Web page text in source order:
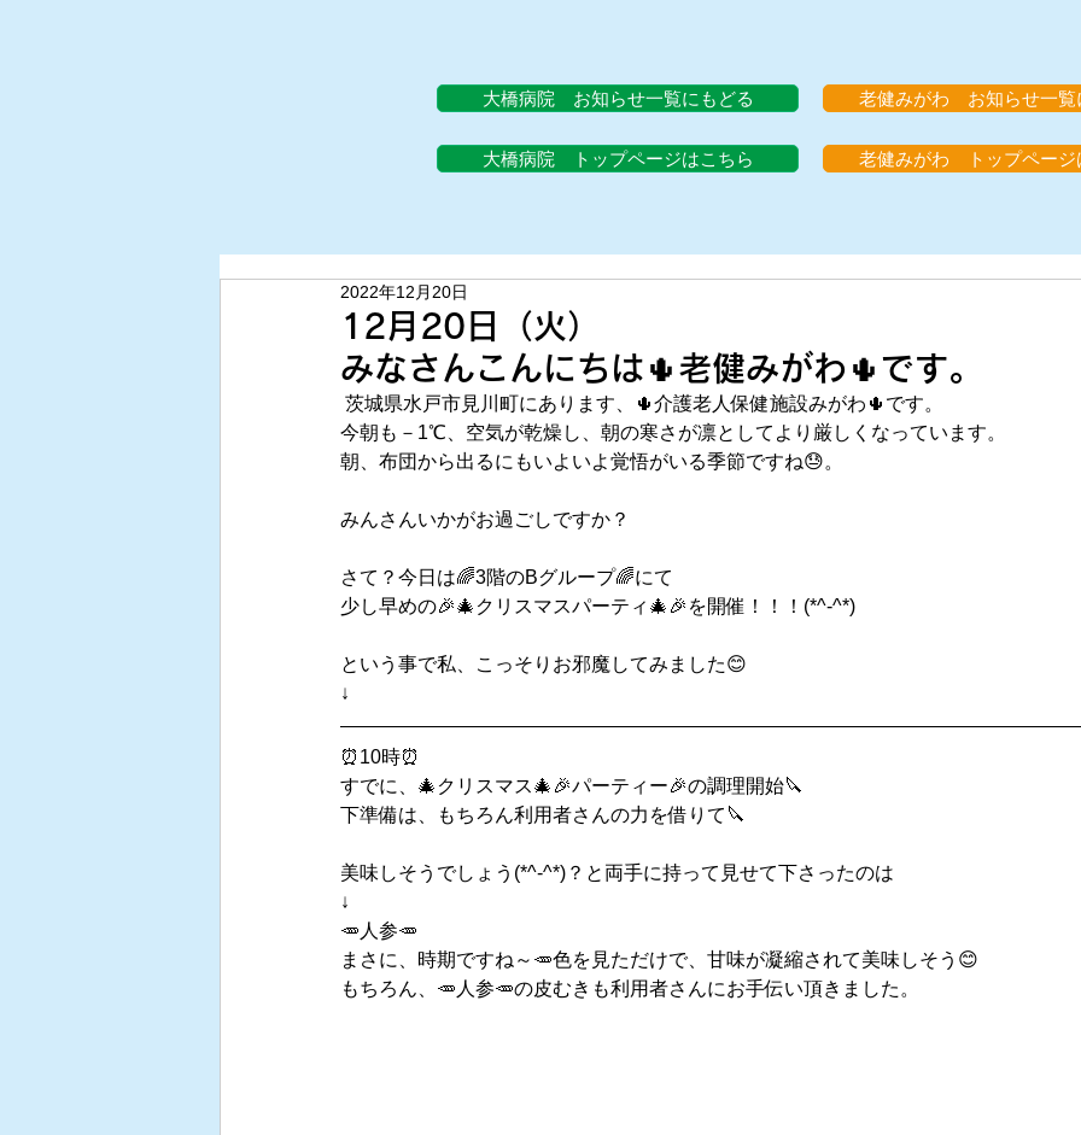
大橋病院 お知らせ一覧にもどる
大橋病院 トップページはこちら
老健みがわ お知らせ一覧
老健みがわ トップページ
12月20日（
みなさんこんにちは🌵老健みがわ🌵です。
2022年12月20日
茨城県水戸市見川町にあります、🌵介護老人保健施設みがわ🌵です。
今朝も－1℃、空気が乾燥し、朝の寒さが凛としてより厳しくなっています。
朝、布団から出るにもいよいよ覚悟がいる季節ですね😓。
みんさんいかがお過ごしですか？
さて？今日は🌈3階のBグループ🌈にて
少し早めの🎉🎄クリスマスパーティ🎄🎉を開催！！！(*^-^*)
という事で私、こっそりお邪魔してみました😊
↓
⏰10時⏰
すでに、🎄クリスマス🎄🎉パーティー🎉の調理開始🔪
下準備は、もちろん利用者さんの力を借りて🔪
美味しそうでしょう(*^-^*)？と両手に持って見せて下さったのは
↓
🥕人参🥕
まさに、時期ですね～🥕色を見ただけで、甘味が凝縮されて美味しそう😊
もちろん、🥕人参🥕の皮むきも利用者さんにお手伝い頂きました。